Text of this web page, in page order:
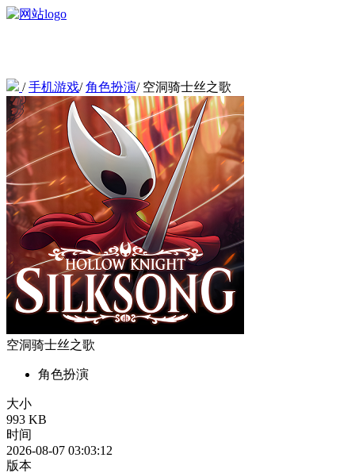
/手机游戏/角色扮演/ 空洞骑士丝之歌
空洞骑士丝之歌
角色扮演
大小
993 KB
时间
2026-08-07 03:03:12
版本